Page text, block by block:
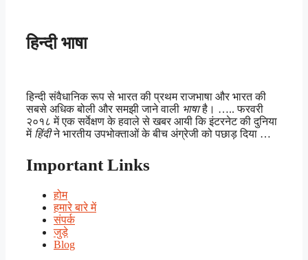
हिन्दी भाषा
हिन्दी संवैधानिक रूप से भारत की प्रथम राजभाषा और भारत की
सबसे अधिक बोली और समझी जाने वाली भाषाहै। ….. फरवरी
२०१८ में एक सर्वेक्षण के हवाले से खबर आयी कि इंटरनेट की दुनिया
में हिंदीने भारतीय उपभोक्ताओं के बीच अंग्रेजी को पछाड़ दिया …
Important Links
होम
हमारे बारे में
संपर्क
जुड़े
Blog